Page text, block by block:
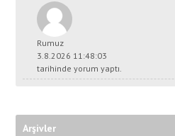
Rumuz
3.8.2026 11:48:03
tarihinde yorum yaptı.
Arşivler